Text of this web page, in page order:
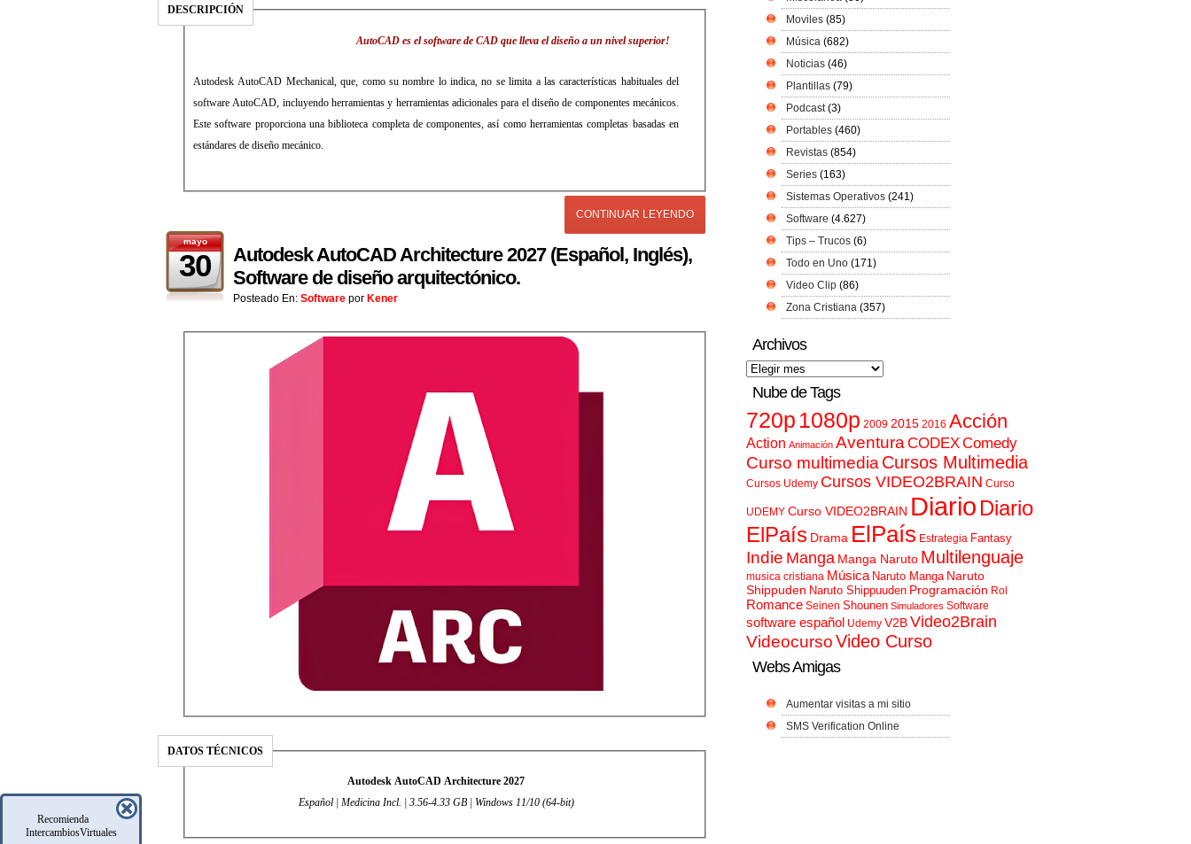
Recomienda
IntercambiosVirtuales
DESCRIPCIÓN
AutoCAD es el software de CAD que lleva el diseño a un nivel superior!
Autodesk AutoCAD Mechanical, que, como su nombre lo indica, no se limita a las características habituales del
software AutoCAD, incluyendo herramientas y herramientas adicionales para el diseño de componentes mecánicos.
Este software proporciona una biblioteca completa de componentes, así como herramientas completas basadas en
estándares de diseño mecánico.
CONTINUAR LEYENDO
mayo
30
Autodesk AutoCAD Architecture 2027 (Español, Inglés),
Software de diseño arquitectónico.
Posteado En: Software por Kener
DATOS TÉCNICOS
Autodesk AutoCAD Architecture 2027
Español | Medicina Incl. | 3.56-4.33 GB | Windows 11/10 (64-bit)
Moviles (85)
Música (682)
Noticias (46)
Plantillas (79)
Podcast(3)
Portables (460)
Revistas (854)
Series (163)
Sistemas Operativos (241)
Software (4.627)
Tips – Trucos (6)
Todo en Uno (171)
Video Clip (86)
Zona Cristiana (357)
Archivos
Nube de Tags
720p 1080p 2009 2015 2016 Acción
Action Animación AventuraCODEXComedy
Curso multimediaCursos Multimedia
Cursos Udemy Cursos VIDEO2BRAIN Curso
UDEMY Curso VIDEO2BRAIN Diario Diario
ElPaís Drama ElPaís Estrategia Fantasy
Indie Manga Manga Naruto Multilenguaje
musica cristiana Música Naruto Manga Naruto
Shippuden Naruto Shippuuden Programación Rol
Romance Seinen Shounen Simuladores Software
software español Udemy V2BVideo2Brain
VideocursoVideo Curso
Webs Amigas
Aumentar visitas a mi sitio
SMS Verification Online